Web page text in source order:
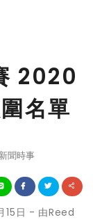
2020
名單
新聞時事
15 日 - 由Reed